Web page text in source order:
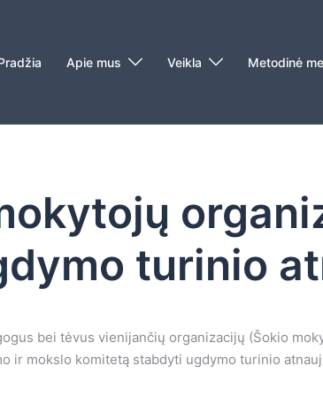
Apie mus Veikla Metodinė
turinio
bei tėvus vienijančių organizacijų (Šokio
ir mokslo komitetą stabdyti ugdymo turinio